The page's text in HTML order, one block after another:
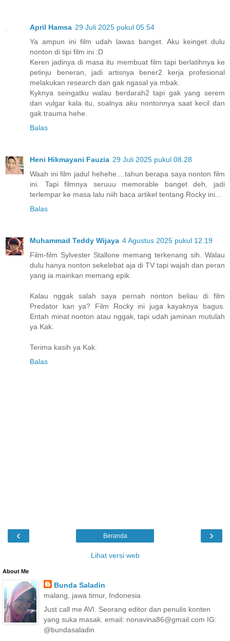
April Hamsa 29 Juli 2025 pukul 05.54
Ya ampun ini film udah lawas banget. Aku keinget dulu
nonton di tipi film ini :D
Keren jadinya di masa itu membuat film tapi berlatihnya ke
petinju beneran, jadi artisnya bener2 kerja profesional
melakukan research dan gak ngasal ya mbak.
Kyknya seingatku walau berdarah2 tapi gak yang serem
dan vulgar kala itu, soalnya aku nontonnya saat kecil dan
gak trauma hehe.
Balas
Heni Hikmayani Fauzia 29 Juli 2025 pukul 08.28
Waah ini film jadul hehehe....tahun berapa saya nonton film
ini. Tapi filmnya seruuu memorable banget deh, jadi
terlempar ke masa lalu niih baca artikel tentang Rocky ini...
Balas
Muhammad Teddy Wijaya 4 Agustus 2025 pukul 12.19
Film-film Sylvester Stallone memang terkenang sih. Walau
dulu hanya nonton sekelebat aja di TV tapi wajah dan peran
yang ia mainkan memang epik.
Kalau nggak salah saya pernah nonton beliau di film
Predator kan ya? Film Rocky ini juga kayaknya bagus.
Entah minat nonton atau nggak, tapi udah jaminan mutulah
ya Kak.
Terima kasih ya Kak.
Balas
‹ ›
Beranda
Lihat versi web
About Me
Bunda Saladin
malang, jawa timur, Indonesia
Just call me AVI. Seorang editor dan penulis konten
yang suka masak. email: nonavina86@gmail.com IG:
@bundasaladin